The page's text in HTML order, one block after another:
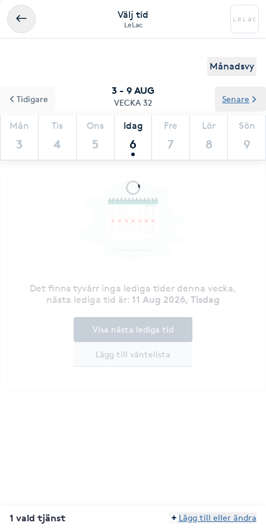
Välj tid
LeLac
Månadsvy
3 - 9 AUG
VECKA 32
Mån
3
Tis
4
Ons
5
Idag
6
Fre
7
Lör
8
Sön
9
Tidigare Senare
Det finns tyvärr inga lediga tider denna vecka,
nästa lediga tid är: 11 Aug 2026, Tisdag
Lägg till väntelista
Visa nästa lediga tid
1 vald tjänst Lägg till eller ändra